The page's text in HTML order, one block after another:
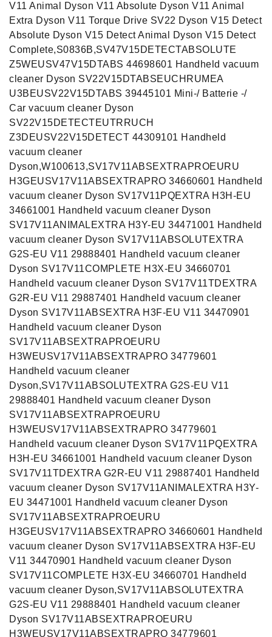
V11 Animal Dyson V11 Absolute Dyson V11 Animal
Extra Dyson V11 Torque Drive SV22 Dyson V15 Detect
Absolute Dyson V15 Detect Animal Dyson V15 Detect
Complete,S0836B,SV47V15DETECTABSOLUTE
Z5WEUSV47V15DTABS 44698601 Handheld vacuum
cleaner Dyson SV22V15DTABSEUCHRUMEA
U3BEUSV22V15DTABS 39445101 Mini-/ Batterie -/
Car vacuum cleaner Dyson
SV22V15DETECTEUTRRUCH
Z3DEUSV22V15DETECT 44309101 Handheld
vacuum cleaner
Dyson,W100613,SV17V11ABSEXTRAPROEURU
H3GEUSV17V11ABSEXTRAPRO 34660601 Handheld
vacuum cleaner Dyson SV17V11PQEXTRA H3H-EU
34661001 Handheld vacuum cleaner Dyson
SV17V11ANIMALEXTRA H3Y-EU 34471001 Handheld
vacuum cleaner Dyson SV17V11ABSOLUTEXTRA
G2S-EU V11 29888401 Handheld vacuum cleaner
Dyson SV17V11COMPLETE H3X-EU 34660701
Handheld vacuum cleaner Dyson SV17V11TDEXTRA
G2R-EU V11 29887401 Handheld vacuum cleaner
Dyson SV17V11ABSEXTRA H3F-EU V11 34470901
Handheld vacuum cleaner Dyson
SV17V11ABSEXTRAPROEURU
H3WEUSV17V11ABSEXTRAPRO 34779601
Handheld vacuum cleaner
Dyson,SV17V11ABSOLUTEXTRA G2S-EU V11
29888401 Handheld vacuum cleaner Dyson
SV17V11ABSEXTRAPROEURU
H3WEUSV17V11ABSEXTRAPRO 34779601
Handheld vacuum cleaner Dyson SV17V11PQEXTRA
H3H-EU 34661001 Handheld vacuum cleaner Dyson
SV17V11TDEXTRA G2R-EU V11 29887401 Handheld
vacuum cleaner Dyson SV17V11ANIMALEXTRA H3Y-
EU 34471001 Handheld vacuum cleaner Dyson
SV17V11ABSEXTRAPROEURU
H3GEUSV17V11ABSEXTRAPRO 34660601 Handheld
vacuum cleaner Dyson SV17V11ABSEXTRA H3F-EU
V11 34470901 Handheld vacuum cleaner Dyson
SV17V11COMPLETE H3X-EU 34660701 Handheld
vacuum cleaner Dyson,SV17V11ABSOLUTEXTRA
G2S-EU V11 29888401 Handheld vacuum cleaner
Dyson SV17V11ABSEXTRAPROEURU
H3WEUSV17V11ABSEXTRAPRO 34779601